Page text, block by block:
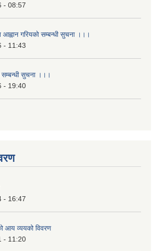
- 08:57
आह्वान गरियको सम्बन्धी सुचना ।।।
- 11:43
सम्बन्धी सुचना ।।।
- 19:40
- 16:47
व्ययको विवरण
- 11:20